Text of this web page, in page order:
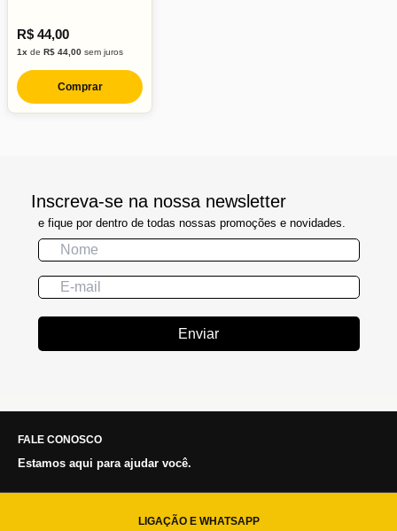
R$ 44,00
1x de R$ 44,00 sem juros
Comprar
Inscreva-se na nossa newsletter
e fique por dentro de todas nossas promoções e novidades.
Enviar
FALE CONOSCO
Estamos aqui para ajudar você.
LIGAÇÃO E WHATSAPP